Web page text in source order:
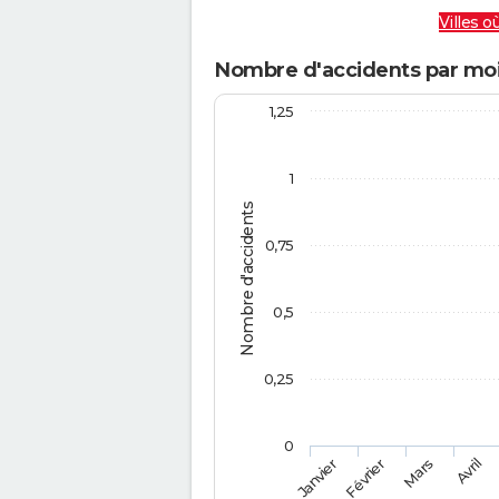
Villes
Nombre d'accidents par
Nombre d'accidents
JanvierFévrier Mars Avril
0
1
0,25
0,5
0,75
1,25